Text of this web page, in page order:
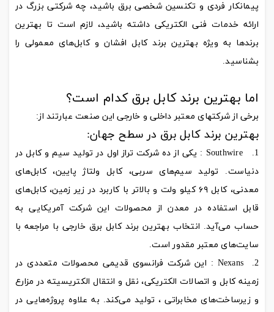
پیمانکار فردی و تکنسین شخصی برق باشید، چه شرکتی بزرگ در
ارائه خدمات فنی الکتریکی داشته باشید، لازم است تا بهترین
برندها به ويژه بهترین برند کابل افشان و کابل‌های معمولی را
بشناسید.
اما بهترین برند کابل برق کدام است؟
برخی از شرکتهای معتبر داخلی و خارجی این صنعت عبارتند از:
بهترین برند کابل برق در سطح جهان:
Southwire : یکی از ده شرکت تراز اول در تولید سیم و کابل در
دنیاست. تولید سیم‌های سربی، کابل ولتاژ پایین، کابل‌های
معدنی، کابل ۶۹ کیلو ولت و بالاتر با کاربرد در زیر زمین، کابل‌های
قابل استفاده در معدن از محصولات این شرکت آمریکایی به
حساب می‌آید. انتخاب بهترین برند کابل برق خارجی با مراجعه با
سایت‌های معتبر مقدور است.
Nexans : این شرکت فرانسوی قدیمی محصولات متعددی در
زمینه کابل و اتصالات الکتریکی، نقل و انتقال الکتریسیته در مزارع
و زیرساخت‌های مخابراتی ، تولید می‌کند. به علاوه پروژه‌هایی در